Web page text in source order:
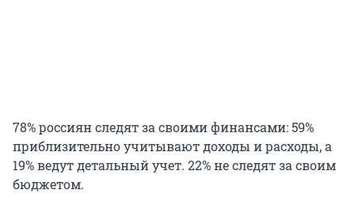
78% россиян следят за своими финансами: 59%
приблизительно учитывают доходы и расходы, а
19% ведут детальный учет. 22% не следят за своим
бюджетом.